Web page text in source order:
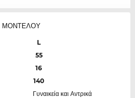
ΜΟΝΤΕΛΟΥ
L
55
16
140
Γυναικεία και Αντρικά